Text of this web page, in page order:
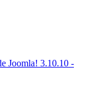
Joomla! 3.10.10 -